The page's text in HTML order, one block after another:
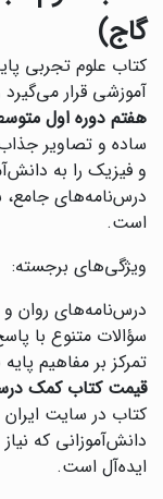
گاج)
کتاب علوم تجربی
آموزشی قرار
هفتم دوره اول
ساده و تصاویر
و فیزیک را به
درس‌نامه‌های
است.
ویژگی‌های برجسته:
درس‌نامه‌های روان و
سؤالات متنوع با
تمرکز بر مفاهیم
قیمت کتاب کمک
کتاب در سایت
دانش‌آموزانی که
ایده‌آل است.